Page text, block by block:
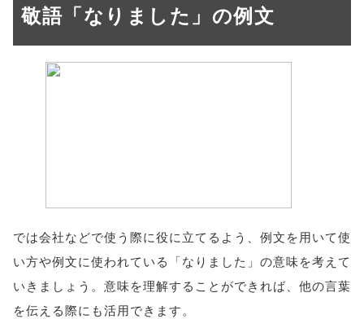
敬語「なりました」の例文
では会社などで使う際に役に立てるよう、例文を用いて使
い方や例文に使われている「なりました」の意味を考えて
いきましょう。意味を理解することができれば、他の言葉
を伝える際にも活用できます。